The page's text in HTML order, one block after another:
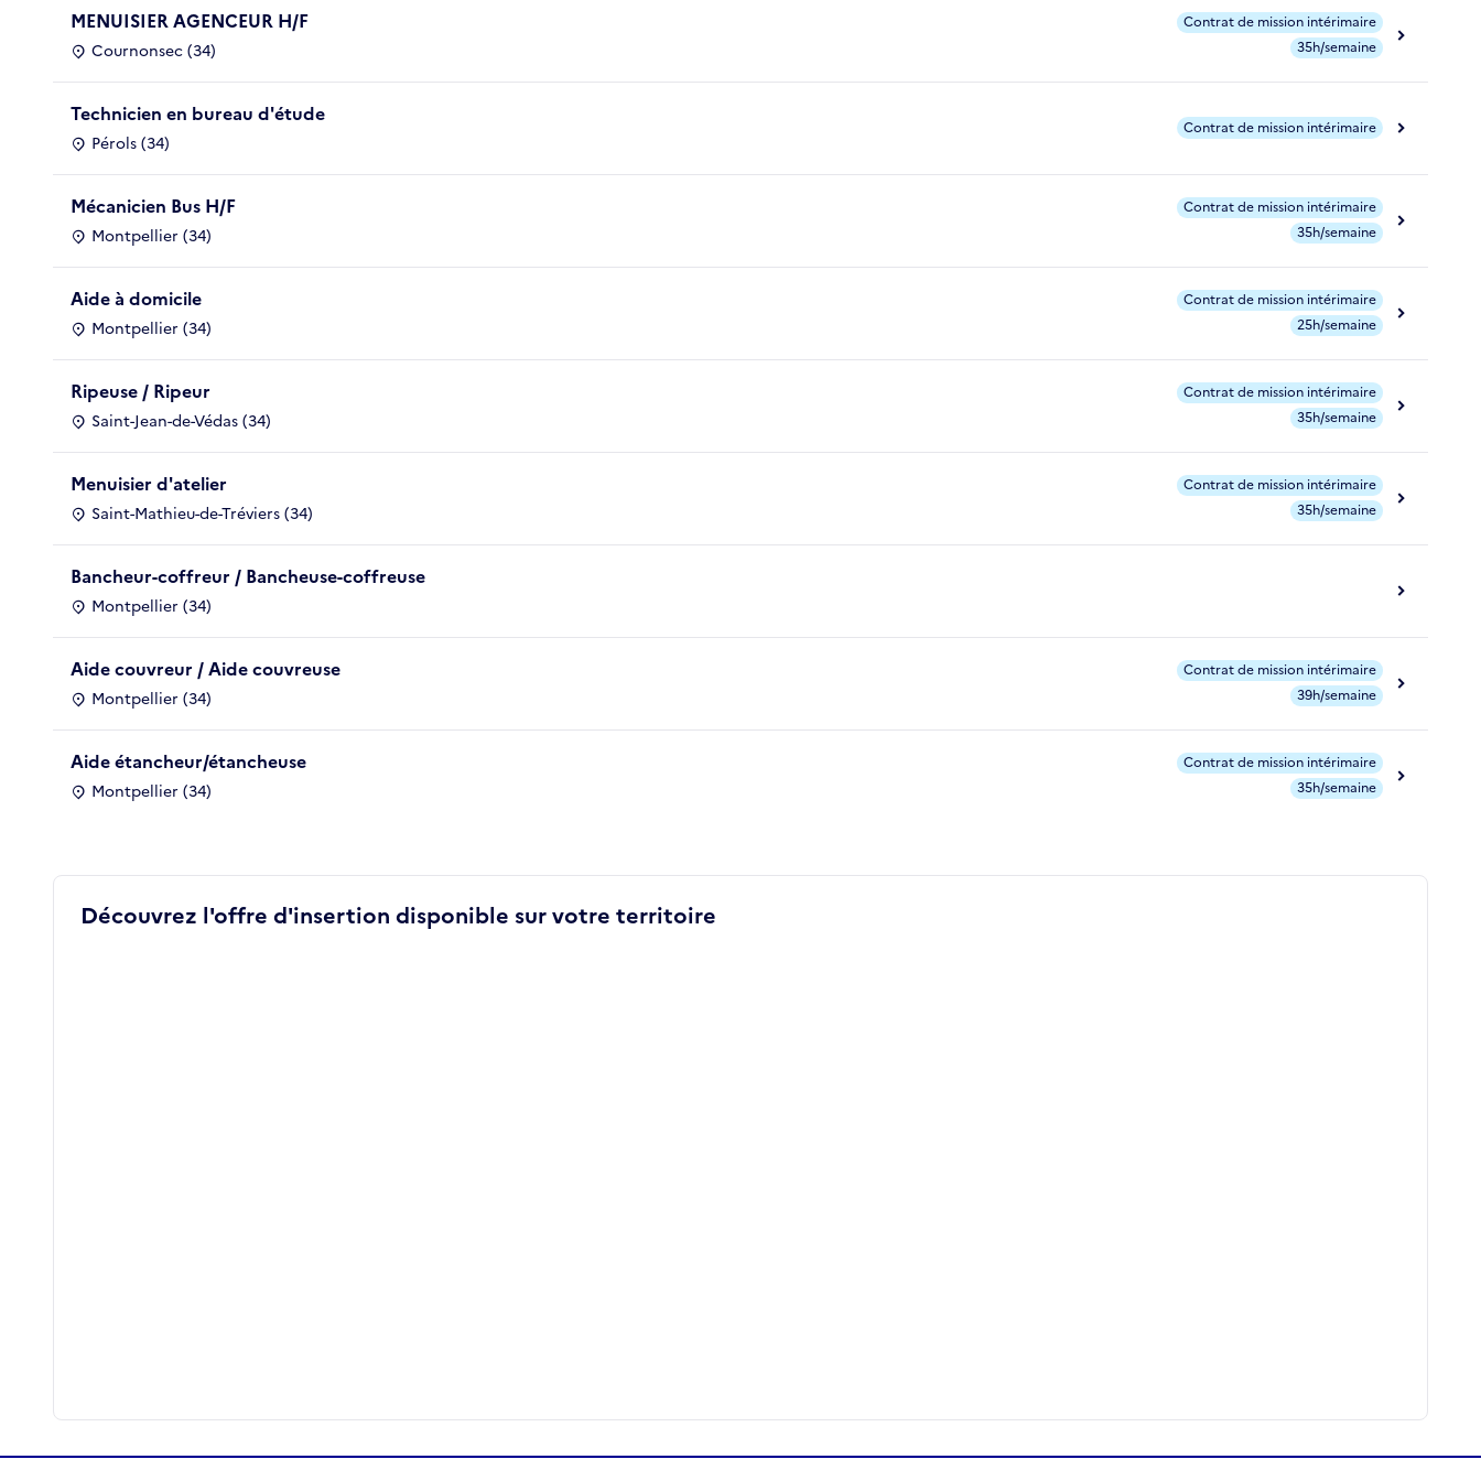
MENUISIER AGENCEUR H/F
Cournonsec (34)
Contrat de mission intérimaire
35h/semaine
Technicien en bureau d'étude
Pérols (34)
Contrat de mission intérimaire
Mécanicien Bus H/F
Montpellier (34)
Contrat de mission intérimaire
35h/semaine
Aide à domicile
Montpellier (34)
Contrat de mission intérimaire
25h/semaine
Ripeuse / Ripeur
Saint-Jean-de-Védas (34)
Contrat de mission intérimaire
35h/semaine
Menuisier d'atelier
Saint-Mathieu-de-Tréviers (34)
Contrat de mission intérimaire
35h/semaine
Bancheur-coffreur / Bancheuse-coffreuse
Montpellier (34)
Aide couvreur / Aide couvreuse
Montpellier (34)
Contrat de mission intérimaire
39h/semaine
Aide étancheur/étancheuse
Montpellier (34)
Contrat de mission intérimaire
35h/semaine
Découvrez l'offre d'insertion disponible sur votre territoire